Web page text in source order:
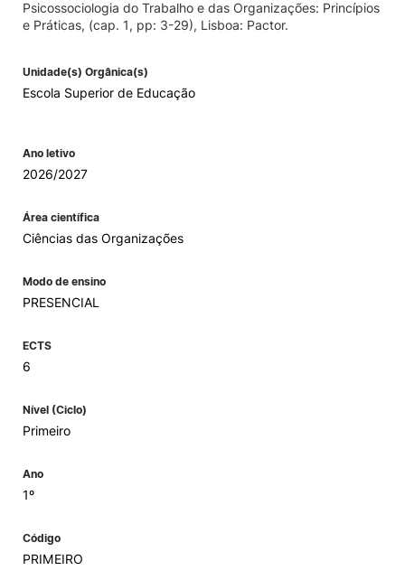
Psicossociologia do Trabalho e das Organizações: Princípios
e Práticas, (cap. 1, pp: 3-29), Lisboa: Pactor.
Unidade(s) Orgânica(s)
Escola Superior de Educação
Ano letivo
2026/2027
Área científica
Ciências das Organizações
Modo de ensino
PRESENCIAL
ECTS
6
Nível (Ciclo)
Primeiro
Ano
1º
Código
PRIMEIRO